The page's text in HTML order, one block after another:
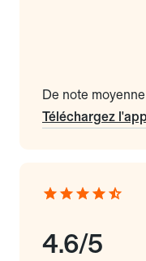
De note
Téléchargez
4.6/5